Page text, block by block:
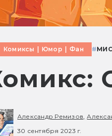
Комиксы Юмор Фан #
Александр Ремизов,
30 сентября 2023 г.